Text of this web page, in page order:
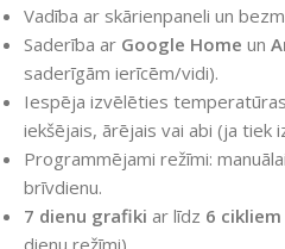
Vadība ar skārienpaneli un
Saderība ar Google Home un
saderīgām ierīcēm/vidi).
Iespēja izvēlēties
iekšējais, ārējais vai abi (ja tiek
Programmējami režīmi:
brīvdienu.
7 dienu grafiki ar līdz 6
dienu režīmi).